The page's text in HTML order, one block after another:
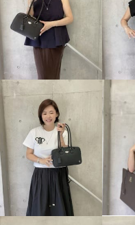
エーディーエムジェイ イタリア
ンレザー アールデコモティーフ
ロングウォレット
アレガ